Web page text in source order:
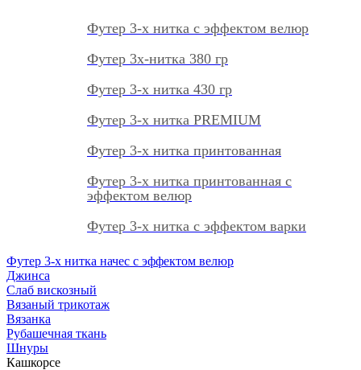
Футер 3-х нитка с эффектом велюр
Футер 3х-нитка 380 гр
Футер 3-х нитка 430 гр
Футер 3-х нитка PREMIUM
Футер 3-х нитка принтованная
Футер 3-х нитка принтованная с
эффектом велюр
Футер 3-х нитка с эффектом варки
Футер 3-х нитка начес с эффектом велюр
Джинса
Слаб вискозный
Вязаный трикотаж
Вязанка
Рубашечная ткань
Шнуры
Кашкорсе